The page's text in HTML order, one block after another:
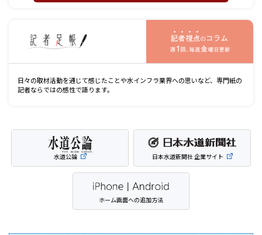
日々の取材活動を通じて感じたことや水インフラ業界への思いなど、専門紙の
記者ならではの感性で語ります。
水道公論 日本水道新聞社 企業サイト
ホーム画面への追加方法